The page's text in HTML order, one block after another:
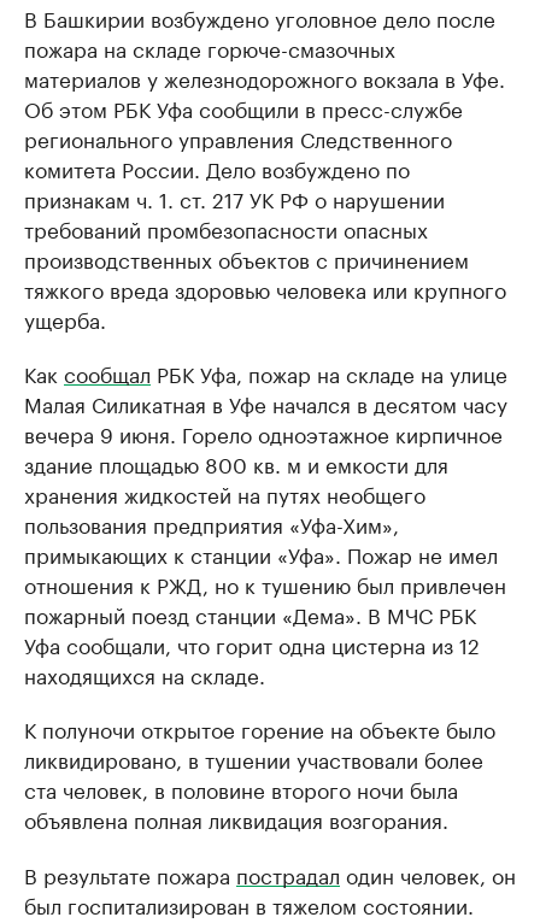
В Башкирии возбуждено уголовное дело после
пожара на складе горюче-смазочных
материалов у железнодорожного вокзала в Уфе.
Об этом РБК Уфа сообщили в пресс-службе
регионального управления Следственного
комитета России. Дело возбуждено по
признакам ч. 1. ст. 217 УК РФ о нарушении
требований промбезопасности опасных
производственных объектов с причинением
тяжкого вреда здоровью человека или крупного
ущерба.
Как сообщал РБК Уфа, пожар на складе на улице
Малая Силикатная в Уфе начался в десятом часу
вечера 9 июня. Горело одноэтажное кирпичное
здание площадью 800 кв. м и емкости для
хранения жидкостей на путях необщего
пользования предприятия «Уфа-Хим»,
примыкающих к станции «Уфа». Пожар не имел
отношения к РЖД, но к тушению был привлечен
пожарный поезд станции «Дема». В МЧС РБК
Уфа сообщали, что горит одна цистерна из 12
находящихся на складе.
К полуночи открытое горение на объекте было
ликвидировано, в тушении участвовали более
ста человек, в половине второго ночи была
объявлена полная ликвидация возгорания.
В результате пожара пострадал один человек, он
был госпитализирован в тяжелом состоянии.